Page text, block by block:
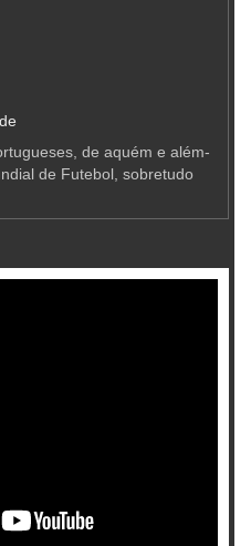
de aquém e além-
de Futebol, sobretudo